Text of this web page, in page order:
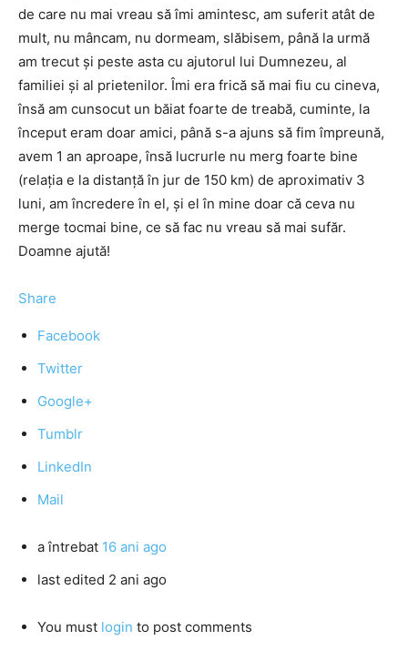
de care nu mai vreau să îmi amintesc, am suferit atât de
mult, nu mâncam, nu dormeam, slăbisem, până la urmă
am trecut şi peste asta cu ajutorul lui Dumnezeu, al
familiei şi al prietenilor. Îmi era frică să mai fiu cu cineva,
însă am cunsocut un băiat foarte de treabă, cuminte, la
început eram doar amici, până s-a ajuns să fim împreună,
avem 1 an aproape, însă lucrurle nu merg foarte bine
(relaţia e la distanţă în jur de 150 km) de aproximativ 3
luni, am încredere în el, şi el în mine doar că ceva nu
merge tocmai bine, ce să fac nu vreau să mai sufăr.
Doamne ajută!
Share
Facebook
Twitter
Google+
Tumblr
LinkedIn
Mail
a întrebat 16 ani ago
last edited 2 ani ago
You must login to post comments